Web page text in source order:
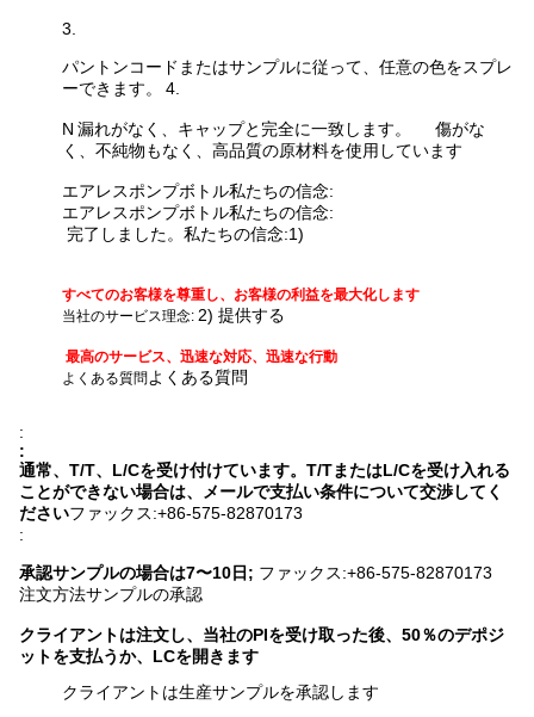
3.
パントンコードまたはサンプルに従って、任意の色をスプレ
ーできます。
4.
N 漏れがなく、キャップと完全に一致します。
傷がな
く、不純物もなく、高品質の原材料を使用しています
エアレスポンプボトル私たちの信念:
エアレスポンプボトル私たちの信念:
完了しました。 私たちの信念:1)
すべてのお客様を尊重し、お客様の利益を最大化します
当社のサービス理念: 2) 提供する
最高のサービス、迅速な対応、迅速な行動
よくある質問よくある質問
:
:
通常、T/T、L/Cを受け付けています。T/TまたはL/Cを受け入れる
ことができない場合は、メールで支払い条件について交渉してく
ださいファックス:+86-575-82870173
:
承認サンプルの場合は7〜10日; ファックス:+86-575-82870173
注文方法サンプルの承認
クライアントは注文し、当社のPIを受け取った後、50％のデポジ
ットを支払うか、LCを開きます
クライアントは生産サンプルを承認します